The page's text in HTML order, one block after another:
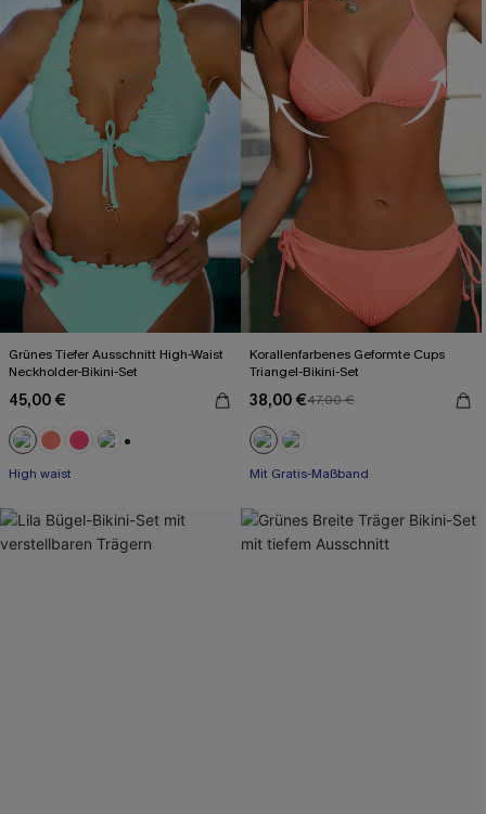
Grünes Tiefer Ausschnitt High-Waist
Neckholder-Bikini-Set
45,00 €
High waist
Korallenfarbenes Geformte Cups
Triangel-Bikini-Set
38,00 €47,00 €
Mit Gratis-Maßband